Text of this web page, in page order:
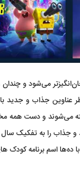
می‌شود و
عناوین جذاب و جدید
می‌شوند و دست همه
را به تفکیک سال
با ده‌ها اسم برنامه